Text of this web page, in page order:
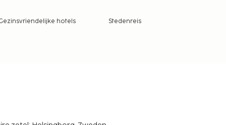
hotels
Stedenreis